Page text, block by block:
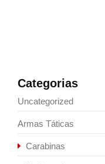
Categorias
Uncategorized
Armas Táticas
Carabinas